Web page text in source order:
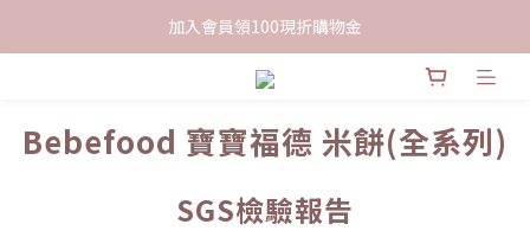
限時下單送餅乾乙包，滿$999免運
加入會員領100現折購物金
限時下單送餅乾乙包，滿$999免運
Bebefood 寶寶福德 米餅(全系列)
SGS檢驗報告